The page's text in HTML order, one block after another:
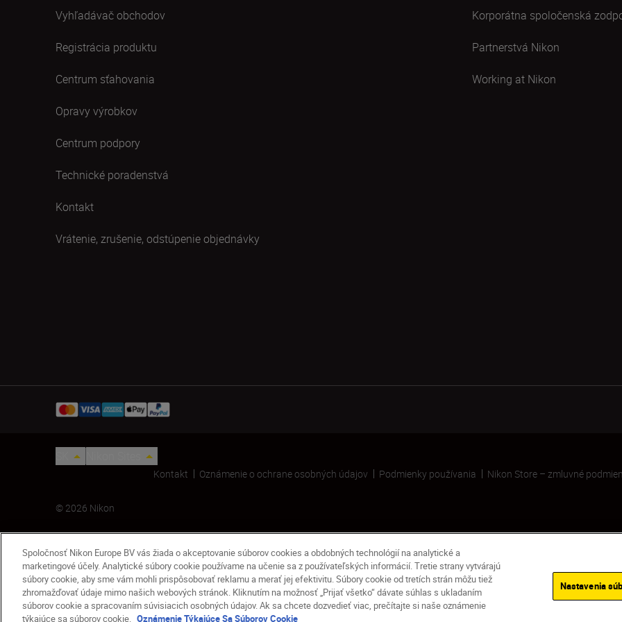
Batoh ružový
Vyhľadávač obchodov
Registrácia produktu
Centrum sťahovania
Opravy výrobkov
Centrum podpory
Technické poradenstvá
Kontakt
Vrátenie, zrušenie, odstúpenie objednávky
Korporátna spoločenská
Partnerstvá Nikon
Working at Nikon
Kontakt Oznámenie o ochrane osobných údajov Podmienky používania Nikon Store – zmluvné
© 2026 Nikon
Spoločnosť Nikon Europe BV vás žiada o akceptovanie súborov cookies a obdobných technológií na analytické a
marketingové účely. Analytické súbory cookie používame na učenie sa z používateľských informácií. Tretie strany vytvárajú
súbory cookie, aby sme vám mohli prispôsobovať reklamu a merať jej efektivitu. Súbory cookie od tretích strán môžu tiež
zhromažďovať údaje mimo našich webových stránok. Kliknutím na možnosť „Prijať všetko“ dávate súhlas s ukladaním
súborov cookie a spracovaním súvisiacich osobných údajov. Ak sa chcete dozvedieť viac, prečítajte si naše oznámenie
týkajúce sa súborov cookie. Oznámenie Týkajúce Sa Súborov Cookie
Nastavenia